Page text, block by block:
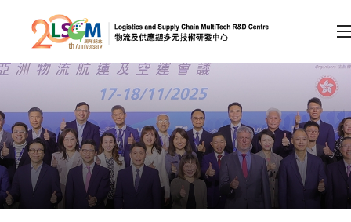
跳到內容（按回車鍵）
會員登入
A A EN 繁 简